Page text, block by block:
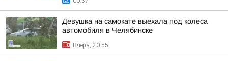
Девушка на самокате выехала под колеса
автомобиля в Челябинске
Вчера, 20:55